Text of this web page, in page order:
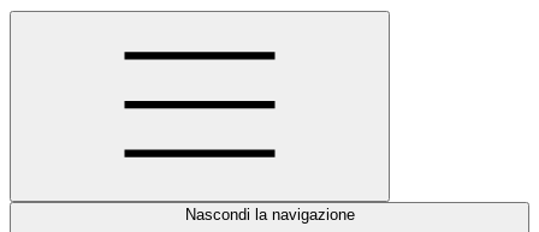
Nascondi la navigazione